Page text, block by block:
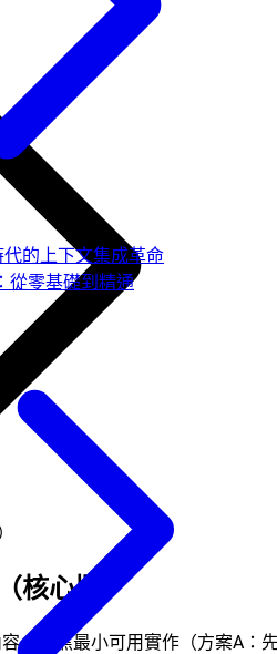
的上下文集成革命
從零基礎到精通
核心版）
，聚焦最小可用實作（方案A：